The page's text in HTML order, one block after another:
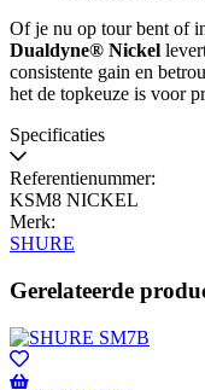
Of je nu op tour bent of
Dualdyne® Nickel
consistente gain en
het de topkeuze is voor
Specificaties
Referentienummer:
KSM8 NICKEL
Merk:
SHURE
Gerelateerde